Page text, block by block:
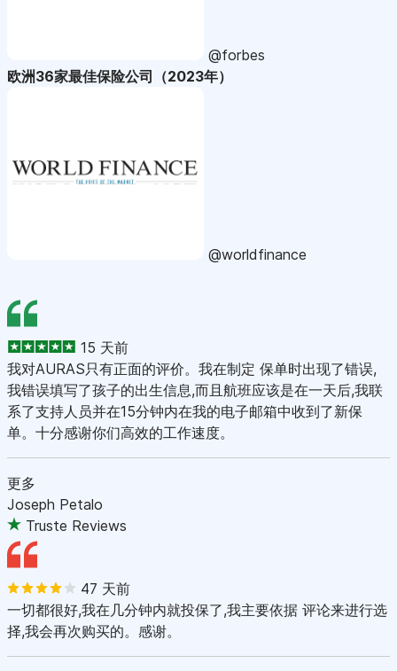
@forbes
欧洲36家最佳保险公司（2023年）
@worldfinance
15 天前
我对AURAS只有正面的评价。我在制定 保单时出现了错误,
我错误填写了孩子的出生信息,而且航班应该是在一天后,我联
系了支持人员并在15分钟内在我的电子邮箱中收到了新保
单。十分感谢你们高效的工作速度。
更多
Joseph Petalo
Truste Reviews
47 天前
一切都很好,我在几分钟内就投保了,我主要依据 评论来进行选
择,我会再次购买的。感谢。